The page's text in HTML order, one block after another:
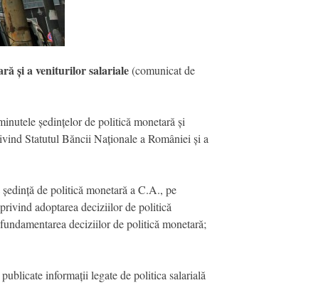
și a veniturilor salariale(comunicat de
ședințelor de politică monetară și
Statutul Băncii Naționale a României și a
de politică monetară a C.A., pe
adoptarea deciziilor de politică
deciziilor de politică monetară;
informații legate de politica salarială